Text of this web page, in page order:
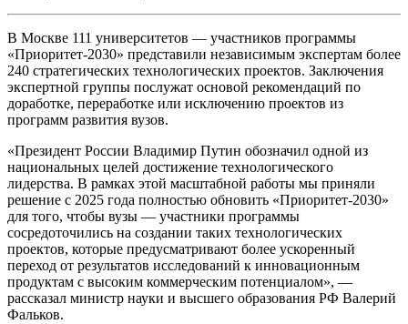
В Москве 111 университетов — участников программы
«Приоритет-2030» представили независимым экспертам более
240 стратегических технологических проектов. Заключения
экспертной группы послужат основой рекомендаций по
доработке, переработке или исключению проектов из
программ развития вузов.
«Президент России Владимир Путин обозначил одной из
национальных целей достижение технологического
лидерства. В рамках этой масштабной работы мы приняли
решение с 2025 года полностью обновить «Приоритет-2030»
для того, чтобы вузы — участники программы
сосредоточились на создании таких технологических
проектов, которые предусматривают более ускоренный
переход от результатов исследований к инновационным
продуктам с высоким коммерческим потенциалом», —
рассказал министр науки и высшего образования РФ Валерий
Фальков.